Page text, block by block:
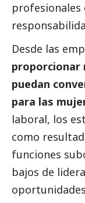
profesionales
Desde las
proporcionar
puedan
para las
laboral, los
como
funciones
bajos de